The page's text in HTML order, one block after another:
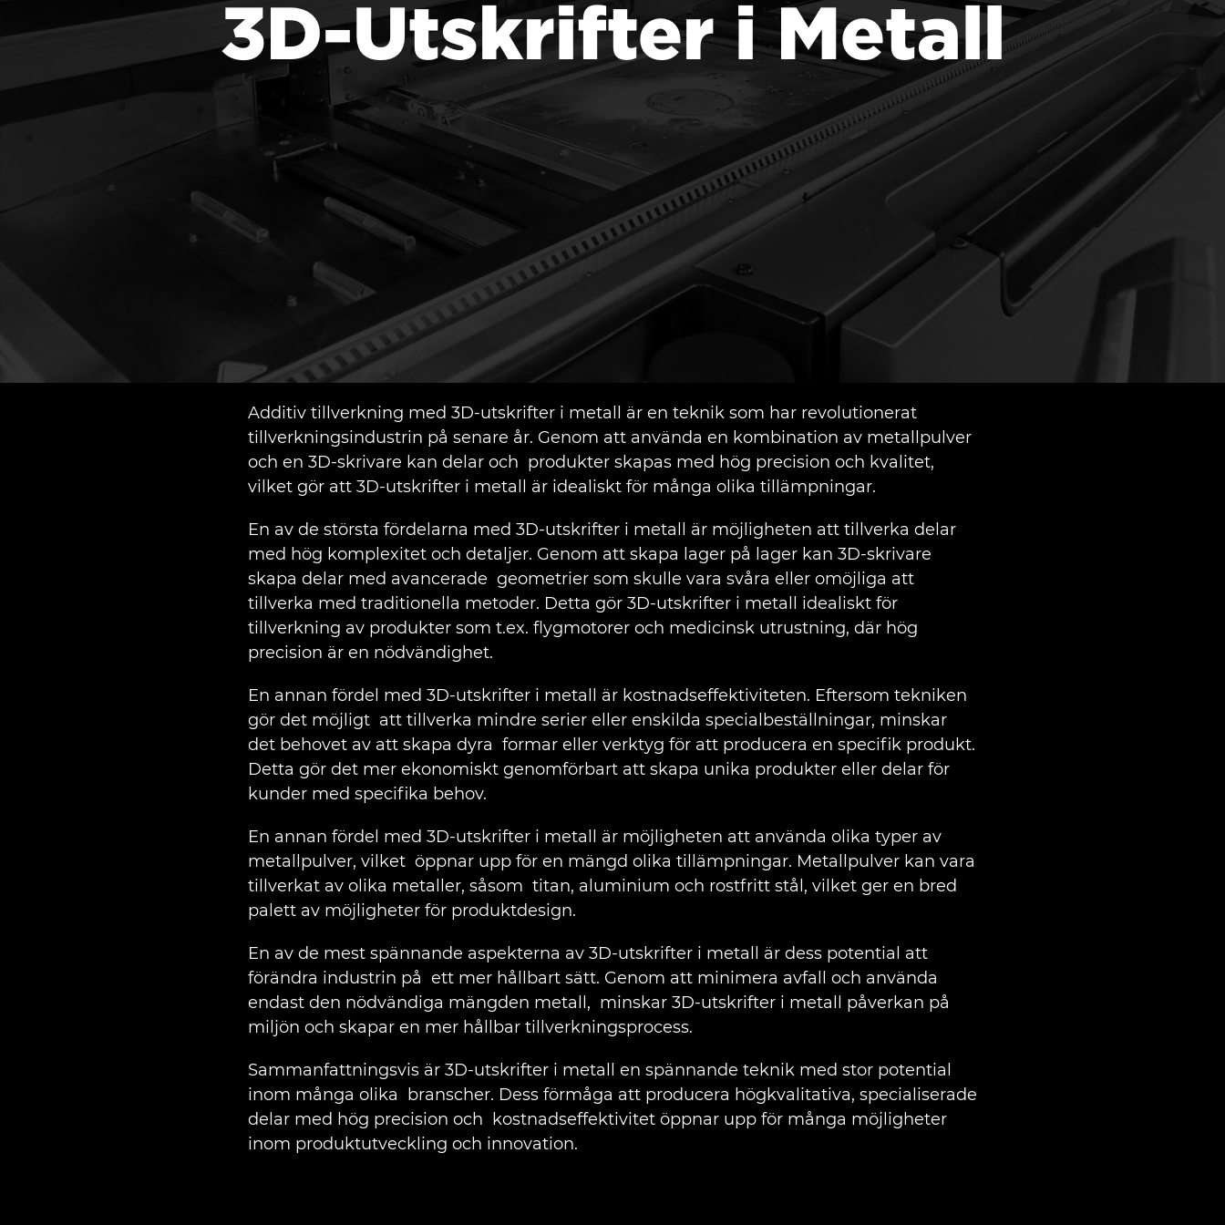
3D-Utskrifter i Metall
Additiv tillverkning med 3D-utskrifter i metall är en teknik som har revolutionerat
tillverkningsindustrin på senare år. Genom att använda en kombination av metallpulver
och en 3D-skrivare kan delar och produkter skapas med hög precision och kvalitet,
vilket gör att 3D-utskrifter i metall är idealiskt för många olika tillämpningar.
En av de största fördelarna med 3D-utskrifter i metall är möjligheten att tillverka delar
med hög komplexitet och detaljer. Genom att skapa lager på lager kan 3D-skrivare
skapa delar med avancerade geometrier som skulle vara svåra eller omöjliga att
tillverka med traditionella metoder. Detta gör 3D-utskrifter i metall idealiskt för
tillverkning av produkter som t.ex. flygmotorer och medicinsk utrustning, där hög
precision är en nödvändighet.
En annan fördel med 3D-utskrifter i metall är kostnadseffektiviteten. Eftersom tekniken
gör det möjligt att tillverka mindre serier eller enskilda specialbeställningar, minskar
det behovet av att skapa dyra formar eller verktyg för att producera en specifik produkt.
Detta gör det mer ekonomiskt genomförbart att skapa unika produkter eller delar för
kunder med specifika behov.
En annan fördel med 3D-utskrifter i metall är möjligheten att använda olika typer av
metallpulver, vilket öppnar upp för en mängd olika tillämpningar. Metallpulver kan vara
tillverkat av olika metaller, såsom titan, aluminium och rostfritt stål, vilket ger en bred
palett av möjligheter för produktdesign.
En av de mest spännande aspekterna av 3D-utskrifter i metall är dess potential att
förändra industrin på ett mer hållbart sätt. Genom att minimera avfall och använda
endast den nödvändiga mängden metall, minskar 3D-utskrifter i metall påverkan på
miljön och skapar en mer hållbar tillverkningsprocess.
Sammanfattningsvis är 3D-utskrifter i metall en spännande teknik med stor potential
inom många olika branscher. Dess förmåga att producera högkvalitativa, specialiserade
delar med hög precision och kostnadseffektivitet öppnar upp för många möjligheter
inom produktutveckling och innovation.